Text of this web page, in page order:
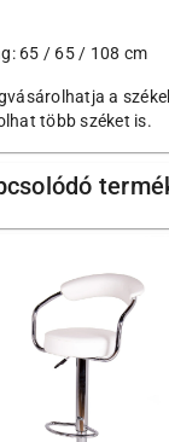
65 / 65 / 108 cm
a
több széket is.